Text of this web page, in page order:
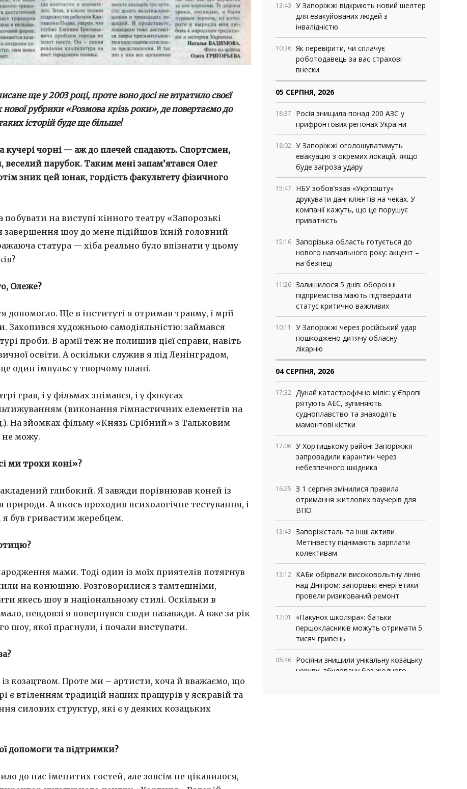
ще у 2003 році, проте воно досі не втратило своєї
рубрики «Розмова крізь роки», де повертаємо до
історій буде ще більше!
кучері чорні — аж до плечей спадають. Спортсмен,
парубок. Таким мені запам’ятався Олег
зник цей юнак, гордість факультету фізичного
побувати на виступі кінного театру «Запорозькі
завершення шоу до мене підійшов їхній головний
статура — хіба реально було впізнати у цьому
Олеже?
Ще в інституті я отримав травму, і мрії
Захопився художньою самодіяльністю: займався
проби. В армії теж не полишив цієї справи, навіть
освіти. А оскільки служив я під Ленінградом,
один імпульс у творчому плані.
грав, і у фільмах знімався, і у фокусах
(виконання гімнастичних елементів на
На зйомках фільму «Князь Срібний» з Тальковим
не можу.
ми трохи коні»?
глибокий. Я завжди порівнював коней із
А якось проходив психологічне тестування, і
я був гривастим жеребцем.
мами. Тоді один із моїх приятелів потягнув
на конюшню. Розговорилися з тамтешніми,
якесь шоу в національному стилі. Оскільки в
невдовзі я повернувся сюди назавжди. А вже за рік
шоу, якої прагнули, і почали виступати.
козацтвом. Проте ми – артисти, хоча й вважаємо, що
є втіленням традицій наших пращурів у яскравій та
силових структур, які є у деяких козацьких
допомоги та підтримки?
до нас іменитих гостей, але зовсім не цікавилося,
13:43 У Запоріжжі відкриють новий шелтер
для евакуйованих людей з
інвалідністю
10:36 Як перевірити, чи сплачує
роботодавець за вас страхові
внески
05 СЕРПНЯ, 2026
18:37
Росія знищила понад 200 АЗС у
прифронтових регіонах України
18:02 У Запоріжжі оголошуватимуть
евакуацію з окремих локацій, якщо
буде загроза удару
15:47
НБУ зобов’язав «Укрпошту»
друкувати дані клієнтів на чеках. У
компанії кажуть, що це порушує
приватність
15:16 Запорізька область готується до
нового навчального року: акцент –
на безпеці
11:26 Залишилося 5 днів: оборонні
підприємства мають підтвердити
статус критично важливих
10:11
У Запоріжжі через російський удар
пошкоджено дитячу обласну
лікарню
04 СЕРПНЯ, 2026
17:32 Дунай катастрофічно міліє: у Європі
рятують АЕС, зупиняють
судноплавство та знаходять
мамонтові кістки
17:06 У Хортицькому районі Запоріжжя
запровадили карантин через
небезпечного шкідника
16:25 З 1 серпня змінилися правила
отримання житлових ваучерів для
ВПО
13:43 Запоріжсталь та інші активи
Метінвесту піднімають зарплати
колективам
13:12 КАБи обірвали високовольтну лінію
над Дніпром: запорізькі енергетики
провели ризикований ремонт
12:01
«Пакунок школяра»: батьки
першокласників можуть отримати 5
тисяч гривень
08:46 Росіяни знищили унікальну козацьку
церкву, збудовану без жодного